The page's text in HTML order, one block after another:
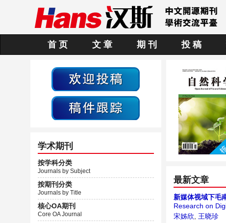
首 页 文 章 期 刊 投 稿
学术期刊
按学科分类
Journals by Subject
按期刊分类
Journals by Title
核心OA期刊
Core OA Journal
最新文章
新媒体视域下毛
Research on
宋姊欣
王晓珍